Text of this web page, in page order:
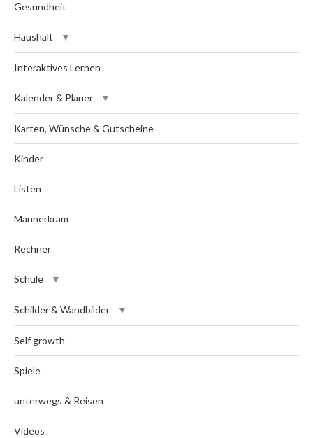
Gesundheit
Haushalt
Interaktives Lernen
Kalender & Planer
Karten, Wünsche & Gutscheine
Kinder
Listen
Männerkram
Rechner
Schule
Schilder & Wandbilder
Self growth
Spiele
unterwegs & Reisen
Videos